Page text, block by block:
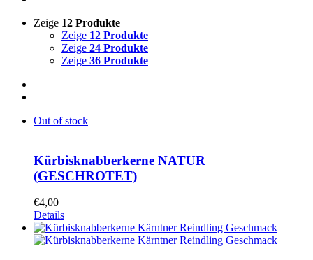
Zeige 12 Produkte
Zeige 12 Produkte
Zeige 24 Produkte
Zeige 36 Produkte
Out of stock
Kürbisknabberkerne NATUR
(GESCHROTET)
€4,00
Details